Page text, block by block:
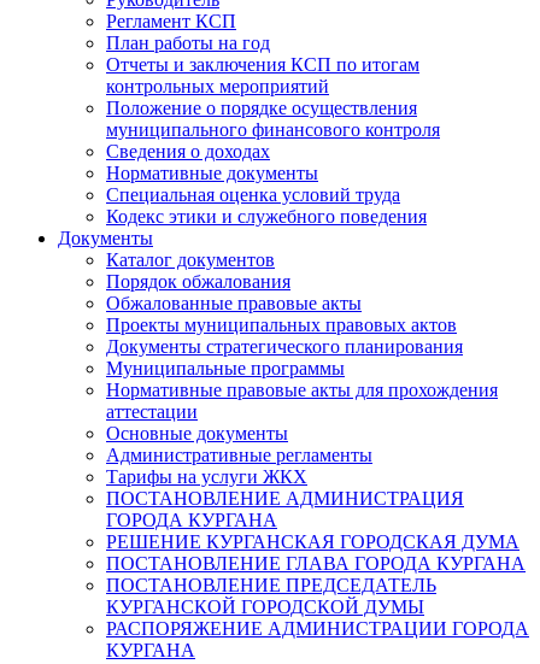
Регламент КСП
План работы на год
Отчеты и заключения КСП по итогам
контрольных мероприятий
Положение о порядке осуществления
муниципального финансового контроля
Сведения о доходах
Нормативные документы
Специальная оценка условий труда
Кодекс этики и служебного поведения
Документы
Каталог документов
Порядок обжалования
Обжалованные правовые акты
Проекты муниципальных правовых актов
Документы стратегического планирования
Муниципальные программы
Нормативные правовые акты для прохождения
аттестации
Основные документы
Административные регламенты
Тарифы на услуги ЖКХ
ПОСТАНОВЛЕНИЕ АДМИНИСТРАЦИЯ
ГОРОДА КУРГАНА
РЕШЕНИЕ КУРГАНСКАЯ ГОРОДСКАЯ ДУМА
ПОСТАНОВЛЕНИЕ ГЛАВА ГОРОДА КУРГАНА
ПОСТАНОВЛЕНИЕ ПРЕДСЕДАТЕЛЬ
КУРГАНСКОЙ ГОРОДСКОЙ ДУМЫ
РАСПОРЯЖЕНИЕ АДМИНИСТРАЦИИ ГОРОДА
КУРГАНА